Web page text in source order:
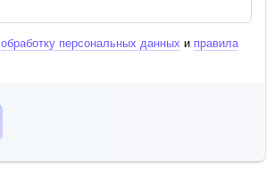
обработку персональных данных и правила